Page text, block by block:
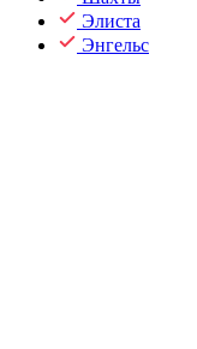
Элиста
Энгельс